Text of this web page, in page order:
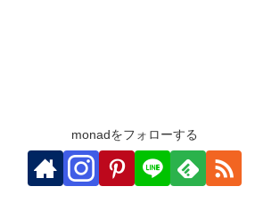
monadをフォローする